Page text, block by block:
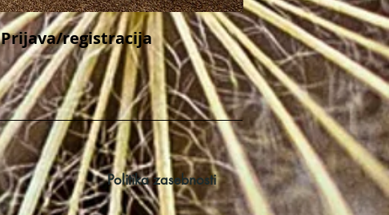
Prijava/registracija
Politika zasebnosti